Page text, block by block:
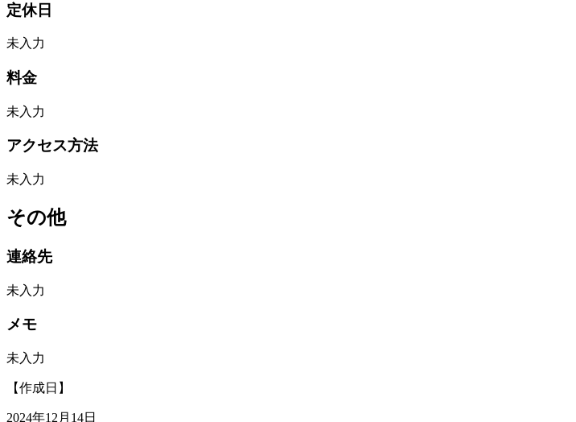
定休日
未入力
料金
未入力
アクセス方法
未入力
その他
連絡先
未入力
メモ
未入力
【作成日】
2024年12月14日